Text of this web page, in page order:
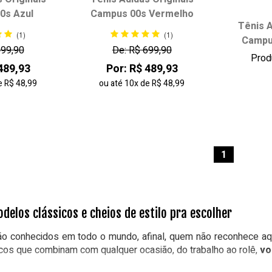
36
Escolha seu tamanho:
35 36
34
Azul
(1)
R$ 48,99
Campus 00s Vermelho
(1)
De: R$ 699,90
Por: R$ 489,93
ou até 10xdeR$ 48,99
Tênis
1
clássicos e cheios de estilo pra escolher
conhecidos em todo o mundo, afinal, quem não reconhece
que combinam com qualquer ocasião, do trabalho ao rolê,